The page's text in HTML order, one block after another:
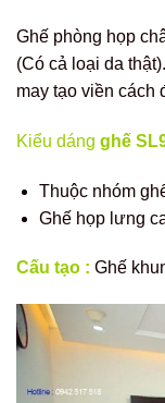
Ghế phòng họp
(Có cả loại da
may tạo viền cách
Kiểu dáng ghế
Thuộc nhóm
Ghế họp lưng
Cấu tạo : Ghế